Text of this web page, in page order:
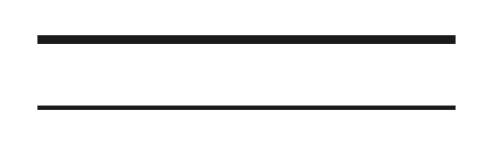
r
稿